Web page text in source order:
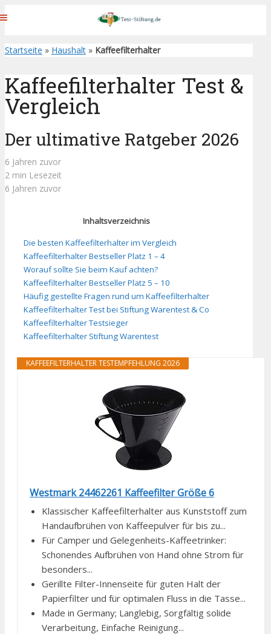
Startseite » Haushalt » Kaffeefilterhalter
Kaffeefilterhalter Test &
Vergleich
Der ultimative Ratgeber 2026
6 Jahren zuvor
2 min Lesezeit
6 Jahren zuvor
Inhaltsverzeichnis
Die besten Kaffeefilterhalter im Vergleich
Kaffeefilterhalter Bestseller Platz 1 – 4
Worauf sollte Sie beim Kauf achten?
Kaffeefilterhalter Bestseller Platz 5 – 10
Häufig gestellte Fragen rund um Kaffeefilterhalter
Kaffeefilterhalter Test bei Stiftung Warentest & Co
Kaffeefilterhalter Testsieger
Kaffeefilterhalter Stiftung Warentest
KAFFEEFILTERHALTER TESTEMPFEHLUNG 2026
Westmark 24462261 Kaffeefilter Größe 6
Klassischer Kaffeefilterhalter aus Kunststoff zum
Handaufbrühen von Kaffeepulver für bis zu...
Für Camper und Gelegenheits-Kaffeetrinker:
Schonendes Aufbrühen von Hand ohne Strom für
besonders...
Gerillte Filter-Innenseite für guten Halt der
Papierfilter und für optimalen Fluss in die Tasse...
Made in Germany; Langlebig, Sorgfältig solide
Verarbeitung, Einfache Reinigung...